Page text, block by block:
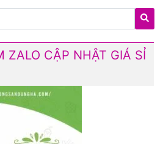
ZALO CẬP NHẬT GIÁ SỈ